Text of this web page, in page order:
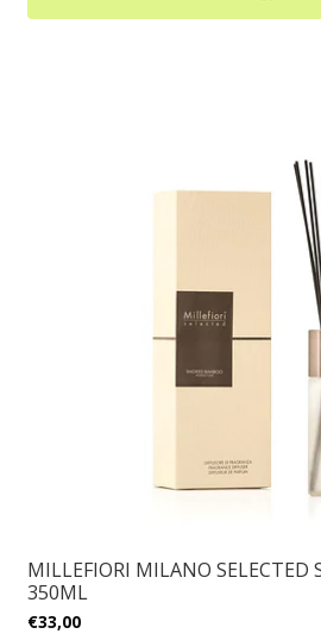
MILLEFIORI MILANO SELECTED
350ML
€33,00